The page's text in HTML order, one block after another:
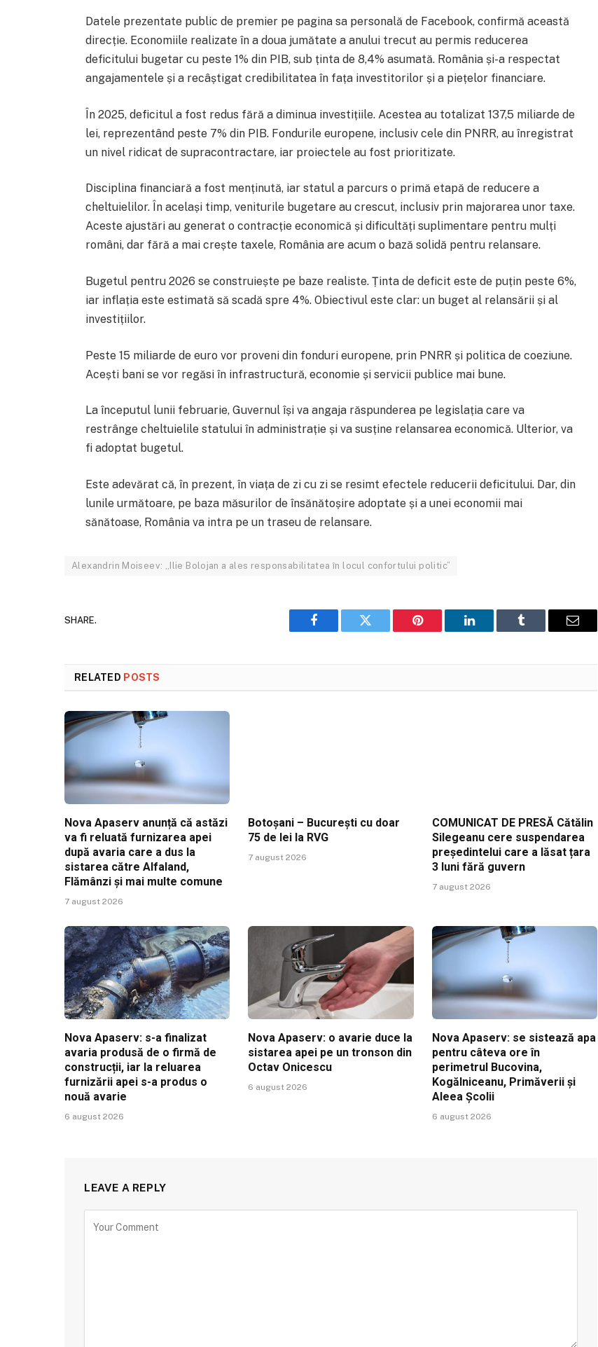
Datele prezentate public de premier pe pagina sa personală de Facebook, confirmă această
direcție. Economiile realizate în a doua jumătate a anului trecut au permis reducerea
deficitului bugetar cu peste 1% din PIB, sub ținta de 8,4% asumată. România și-a respectat
angajamentele și a recâștigat credibilitatea în fața investitorilor și a piețelor financiare.
În 2025, deficitul a fost redus fără a diminua investițiile. Acestea au totalizat 137,5 miliarde de
lei, reprezentând peste 7% din PIB. Fondurile europene, inclusiv cele din PNRR, au înregistrat
un nivel ridicat de supracontractare, iar proiectele au fost prioritizate.
Disciplina financiară a fost menținută, iar statul a parcurs o primă etapă de reducere a
cheltuielilor. În același timp, veniturile bugetare au crescut, inclusiv prin majorarea unor taxe.
Aceste ajustări au generat o contracție economică și dificultăți suplimentare pentru mulți
români, dar fără a mai crește taxele, România are acum o bază solidă pentru relansare.
Bugetul pentru 2026 se construiește pe baze realiste. Ținta de deficit este de puțin peste 6%,
iar inflația este estimată să scadă spre 4%. Obiectivul este clar: un buget al relansării și al
investițiilor.
Peste 15 miliarde de euro vor proveni din fonduri europene, prin PNRR și politica de coeziune.
Acești bani se vor regăsi în infrastructură, economie și servicii publice mai bune.
La începutul lunii februarie, Guvernul își va angaja răspunderea pe legislația care va
restrânge cheltuielile statului în administrație și va susține relansarea economică. Ulterior, va
fi adoptat bugetul.
Este adevărat că, în prezent, în viața de zi cu zi se resimt efectele reducerii deficitului. Dar, din
lunile următoare, pe baza măsurilor de însănătoșire adoptate și a unei economii mai
sănătoase, România va intra pe un traseu de relansare.
Alexandrin Moiseev: „Ilie Bolojan a ales responsabilitatea în locul confortului politic”
SHARE.
Facebook Twitter Pinterest LinkedIn Tumblr Email
RELATED POSTS
Nova Apaserv anunță că astăzi
va fi reluată furnizarea apei
după avaria care a dus la
sistarea către Alfaland,
Flămânzi și mai multe comune
7 august 2026
Botoșani – București cu doar
75 de lei la RVG
7 august 2026
COMUNICAT DE PRESĂ Cătălin
Silegeanu cere suspendarea
președintelui care a lăsat țara
3 luni fără guvern
7 august 2026
Nova Apaserv: s-a finalizat
avaria produsă de o firmă de
construcții, iar la reluarea
furnizării apei s-a produs o
nouă avarie
6 august 2026
Nova Apaserv: o avarie duce la
sistarea apei pe un tronson din
Octav Onicescu
6 august 2026
Nova Apaserv: se sistează apa
pentru câteva ore în
perimetrul Bucovina,
Kogălniceanu, Primăverii și
Aleea Școlii
6 august 2026
LEAVE A REPLY